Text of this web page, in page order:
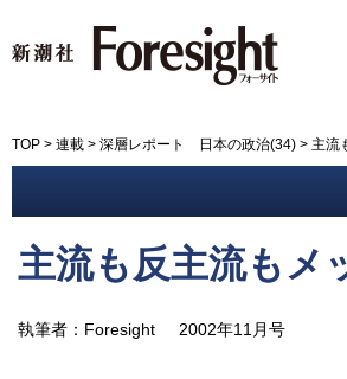
TOP > 連載 > 深層レポート 日本の政治(34) > 主流
主流も反主流も
執筆者：Foresight 2002年11月号